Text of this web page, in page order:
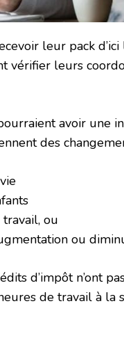
leur pack
vérifier leurs
avoir une
des
ou
ou
d’impôt n’ont
de travail à la